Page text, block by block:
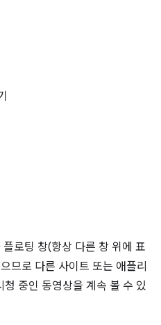
로팅 창(항상 다른 창 위에 표
므로 다른 사이트 또는 애플리
중인 동영상을 계속 볼 수 있